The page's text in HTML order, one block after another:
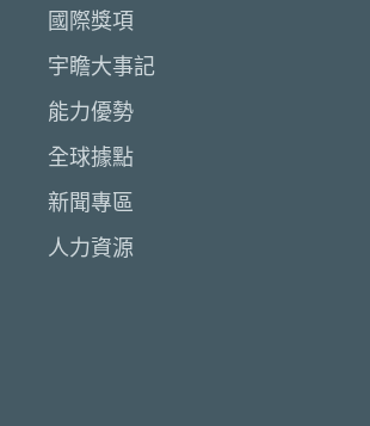
國際獎項
宇瞻大事記
能力優勢
全球據點
新聞專區
人力資源